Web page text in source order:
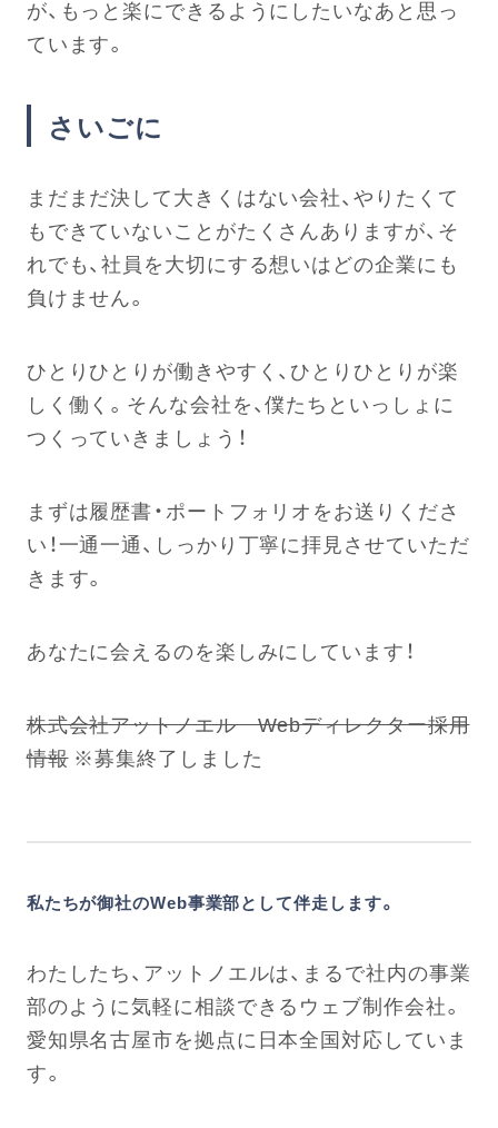
が、もっと楽にできるようにしたいなあと思っ
ています。
さいごに
まだまだ決して大きくはない会社、やりたくて
もできていないことがたくさんありますが、そ
れでも、社員を大切にする想いはどの企業にも
負けません。
ひとりひとりが働きやすく、ひとりひとりが楽
しく働く。そんな会社を、僕たちといっしょに
つくっていきましょう！
まずは履歴書・ポートフォリオをお送りくださ
い！一通一通、しっかり丁寧に拝見させていただ
きます。
あなたに会えるのを楽しみにしています！
株式会社アットノエル Webディレクター採用
情報※募集終了しました
私たちが御社のWeb事業部として伴走します。
わたしたち、アットノエルは、まるで社内の事業
部のように気軽に相談できるウェブ制作会社。
愛知県名古屋市を拠点に日本全国対応していま
す。